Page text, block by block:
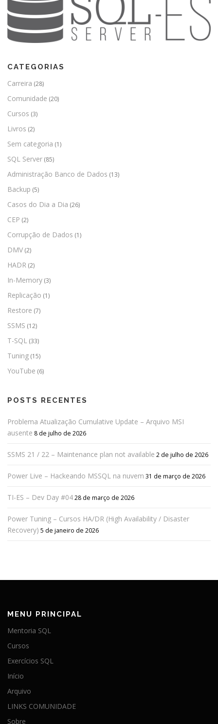
CATEGORIAS
Carreira (28)
Comunidade (20)
Cursos (3)
Livros (2)
Sem categoria (1)
SQL Server (85)
Administração Banco de Dados (13)
Backup (5)
Casos do Dia a Dia (26)
CEP (2)
Corrupção de Dados (1)
DMV (2)
HADR (2)
In-Memory (3)
Replicação (1)
Restore (7)
SSMS (12)
T-SQL (33)
Tuning (15)
YouTube (6)
POSTS RECENTES
Problema Atualização Cumulative Update – Arquivo MSI
ausente 8 de julho de 2026
SSMS 21 / 22 – Maintenance plan not available 2 de julho de 2026
Power Live – Hackeando MSSQL na nuvem 31 de março de 2026
TI-ES – Dev Day #0428 de março de 2026
Power Tuning – Cursos HA/DR (High Availability / Disaster
Recovery) 5 de janeiro de 2026
MENU PRINCIPAL
Mentoria SQL
Cursos
Exercícios SQL
Início
Arquivo
LINKS COMUNIDADE
Sobre